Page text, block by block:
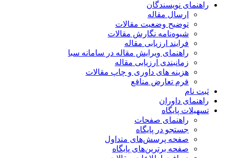
راهنمای نویسندگان
ارسال مقاله
توضیح وضعیت مقالات
شیوه‌نامه نگارش مقالات
فرایند ارزیابی مقاله
راهنمای ویرایش مقاله در سامانه سبا
زمانبندی ارزیابی مقاله
هزینه های داوری و چاپ مقالات
فرم تعارض منافع
ثبت نام
راهنمای داوران
تسهیلات پایگاه
راهنمای صفحات
جستجو در پایگاه
صفحه پرسش‌های متداول
صفحه برترین‌های پایگاه